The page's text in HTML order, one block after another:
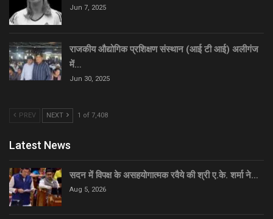
Jun 7, 2025
राजकीय औद्योगिक प्रशिक्षण संस्थान (आई टी आई) अलीगंज
में…
Jun 30, 2025
PREV NEXT 1 of 7,408
Latest News
सदन में विपक्ष के असहयोगात्मक रवैये की श्री ए.के. शर्मा ने…
Aug 5, 2026